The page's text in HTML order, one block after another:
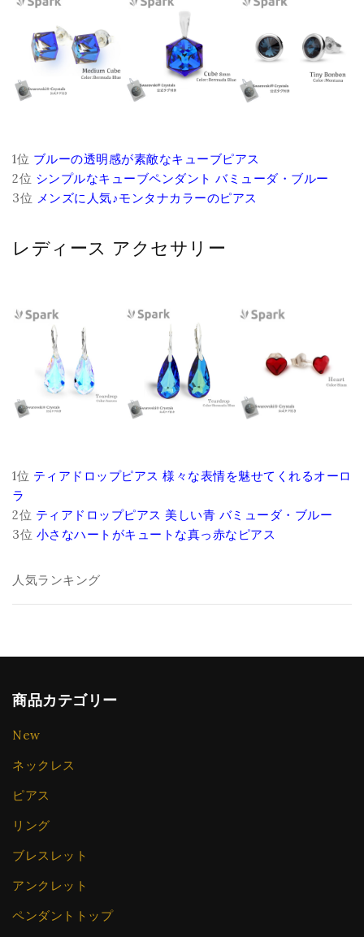
1位 ブルーの透明感が素敵なキューブピアス
2位 シンプルなキューブペンダント バミューダ・ブルー
3位 メンズに人気♪モンタナカラーのピアス
レディース アクセサリー
1位 ティアドロップピアス 様々な表情を魅せてくれるオーロ
ラ
2位 ティアドロップピアス 美しい青 バミューダ・ブルー
3位 小さなハートがキュートな真っ赤なピアス
人気ランキング
商品カテゴリー
New
ネックレス
ピアス
リング
ブレスレット
アンクレット
ペンダントトップ